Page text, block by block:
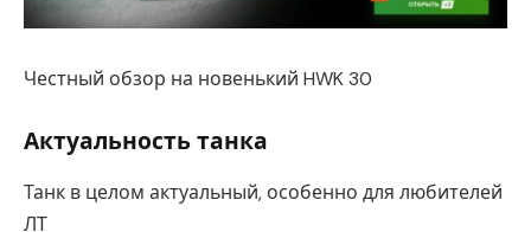
Честный обзор на новенький HWK 30
Актуальность танка
Танк в целом актуальный, особенно для любителей
ЛТ